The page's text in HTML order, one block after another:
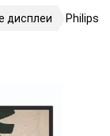
дисплеи Philips